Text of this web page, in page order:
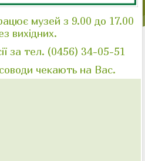
музей з 9.00 до 17.00
вихідних.
за тел. (0456) 34-05-51
чекають на Вас.